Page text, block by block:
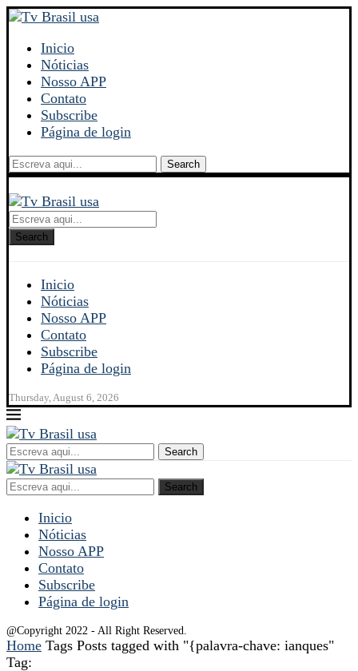
Inicio
Nóticias
Nosso APP
Contato
Subscribe
Página de login
Search
Search
Inicio
Nóticias
Nosso APP
Contato
Subscribe
Página de login
Thursday, August 6, 2026
Search
Search
Inicio
Nóticias
Nosso APP
Contato
Subscribe
Página de login
@Copyright 2022 - All Right Reserved.
Home Tags Posts tagged with "{palavra-chave: ianques"
Tag: